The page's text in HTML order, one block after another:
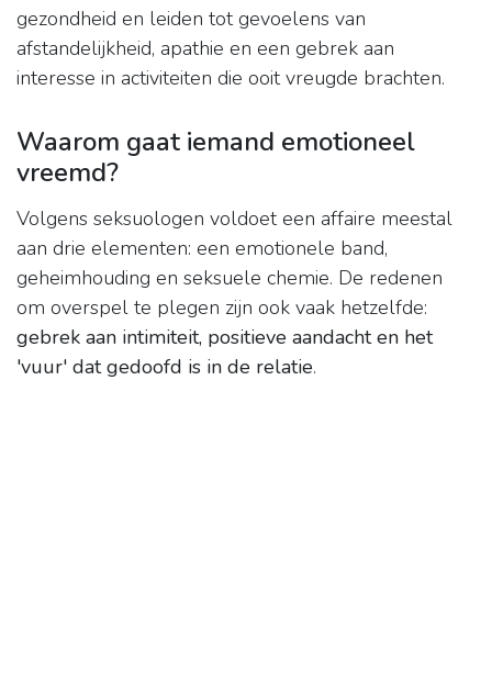
gezondheid en leiden tot gevoelens van
afstandelijkheid, apathie en een gebrek aan
interesse in activiteiten die ooit vreugde brachten.
Waarom gaat iemand emotioneel
vreemd?
Volgens seksuologen voldoet een affaire meestal
aan drie elementen: een emotionele band,
geheimhouding en seksuele chemie. De redenen
om overspel te plegen zijn ook vaak hetzelfde:
gebrek aan intimiteit, positieve aandacht en het
'vuur' dat gedoofd is in de relatie.